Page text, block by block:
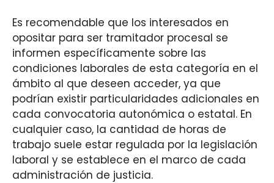
Es recomendable que los interesados en
opositar para ser tramitador procesal se
informen específicamente sobre las
condiciones laborales de esta categoría en el
ámbito al que deseen acceder, ya que
podrían existir particularidades adicionales en
cada convocatoria autonómica o estatal. En
cualquier caso, la cantidad de horas de
trabajo suele estar regulada por la legislación
laboral y se establece en el marco de cada
administración de justicia.